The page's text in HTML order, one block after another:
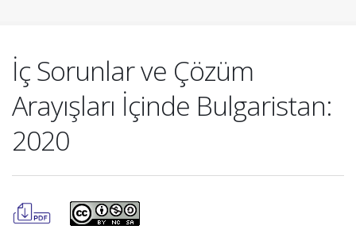
İç Sorunlar ve Çözüm
Arayışları İçinde Bulgaristan:
2020